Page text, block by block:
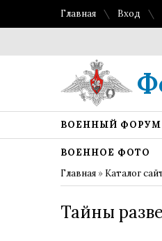
Главная Вход
ВОЕННЫЙ
ВОЕННОЕ ФОТО
Главная » Каталог
Тайны